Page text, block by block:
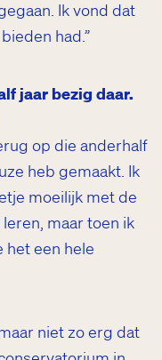
Ik vond dat
had.”
jaar bezig daar.
op die anderhalf
heb gemaakt. Ik
moeilijk met de
maar toen ik
een hele
niet zo erg dat